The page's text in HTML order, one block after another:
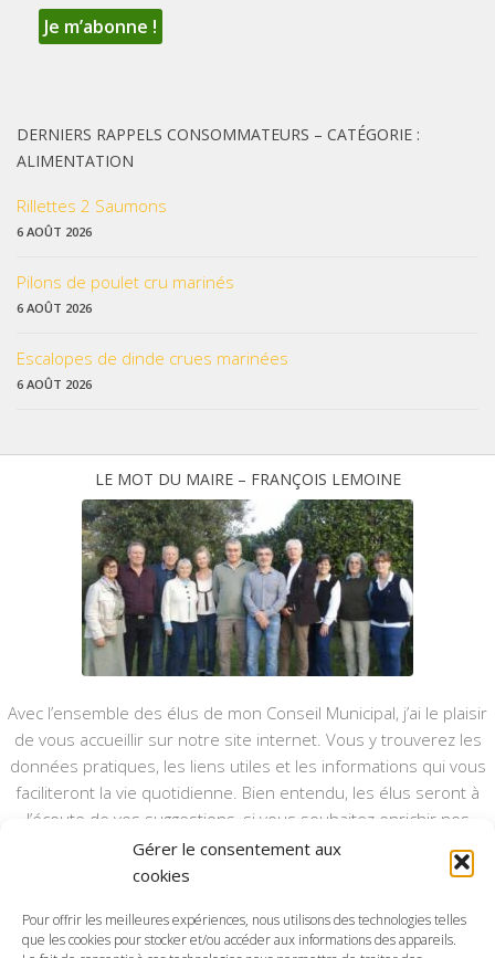
Gérer le consentement aux
cookies
Pour offrir les meilleures expériences, nous utilisons des technologies telles
que les cookies pour stocker et/ou accéder aux informations des appareils.
DERNIERS RAPPELS CONSOMMATEURS – CATÉGORIE :
ALIMENTATION
Rillettes 2 Saumons
6 AOÛT 2026
Pilons de poulet cru marinés
6 AOÛT 2026
Escalopes de dinde crues marinées
6 AOÛT 2026
LE MOT DU MAIRE – FRANÇOIS LEMOINE
Avec l’ensemble des élus de mon Conseil Municipal, j’ai le plaisir
de vous accueillir sur notre site internet. Vous y trouverez les
données pratiques, les liens utiles et les informations qui vous
faciliteront la vie quotidienne. Bien entendu, les élus seront à
l’écoute de vos suggestions, si vous souhaitez enrichir nos
rubriques ou nos informations.
Ce type de communication vient en complément du bulletin
annuel, nous le ferons vivre et il sera actualisé pour mieux vous
informer.